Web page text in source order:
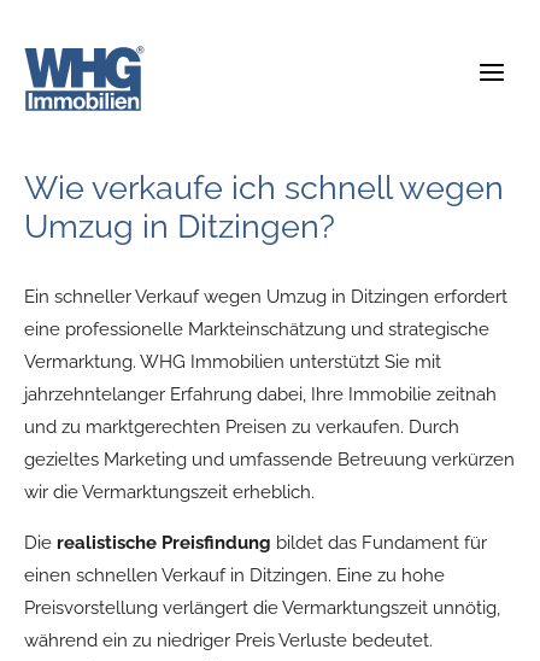
Inhalt
springen
Wie verkaufe ich schnell wegen
Umzug in Ditzingen?
Ein schneller Verkauf wegen Umzug in Ditzingen erfordert
eine professionelle Markteinschätzung und strategische
Vermarktung. WHG Immobilien unterstützt Sie mit
jahrzehntelanger Erfahrung dabei, Ihre Immobilie zeitnah
und zu marktgerechten Preisen zu verkaufen. Durch
gezieltes Marketing und umfassende Betreuung verkürzen
wir die Vermarktungszeit erheblich.
Die realistische Preisfindung bildet das Fundament für
einen schnellen Verkauf in Ditzingen. Eine zu hohe
Preisvorstellung verlängert die Vermarktungszeit unnötig,
während ein zu niedriger Preis Verluste bedeutet.